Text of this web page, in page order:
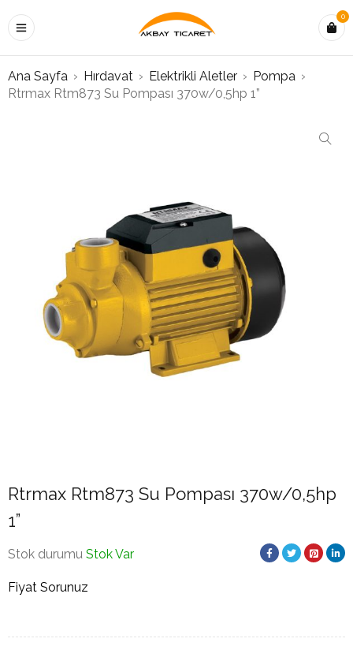
0
Ana Sayfa › Hırdavat › Elektrikli Aletler › Pompa ›
Rtrmax Rtm873 Su Pompası 370w/0,5hp 1”
Rtrmax Rtm873 Su Pompası 370w/0,5hp
1”
Stok durumu Stok Var
Fiyat Sorunuz